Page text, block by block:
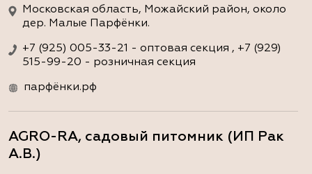
Московская область, Можайский район, около
дер. Малые Парфёнки.
+7 (925) 005-33-21 - оптовая секция , +7 (929)
515-99-20 - розничная секция
парфёнки.рф
AGRO-RA, садовый питомник (ИП Рак
А.В.)